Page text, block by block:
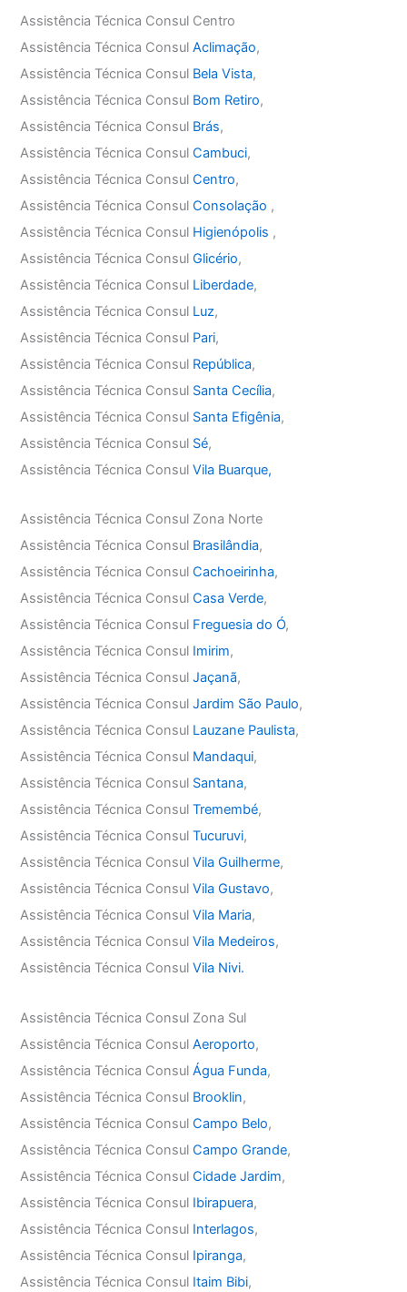
Assistência Técnica Consul Centro
Assistência Técnica ConsulAclimação,
Assistência Técnica Consul Bela Vista,
Assistência Técnica Consul Bom Retiro,
Assistência Técnica Consul Brás,
Assistência Técnica ConsulCambuci,
Assistência Técnica ConsulCentro,
Assistência Técnica ConsulConsolação ,
Assistência Técnica Consul Higienópolis ,
Assistência Técnica ConsulGlicério,
Assistência Técnica Consul Liberdade,
Assistência Técnica Consul Luz,
Assistência Técnica Consul Pari,
Assistência Técnica Consul República,
Assistência Técnica Consul Santa Cecília,
Assistência Técnica Consul Santa Efigênia,
Assistência Técnica Consul Sé,
Assistência Técnica ConsulVila Buarque,
Assistência Técnica Consul Zona Norte
Assistência Técnica Consul Brasilândia,
Assistência Técnica ConsulCachoeirinha,
Assistência Técnica ConsulCasa Verde,
Assistência Técnica Consul Freguesia do Ó,
Assistência Técnica Consul Imirim,
Assistência Técnica ConsulJaçanã,
Assistência Técnica ConsulJardim São Paulo,
Assistência Técnica Consul Lauzane Paulista,
Assistência Técnica Consul Mandaqui,
Assistência Técnica Consul Santana,
Assistência Técnica ConsulTremembé,
Assistência Técnica ConsulTucuruvi,
Assistência Técnica ConsulVila Guilherme,
Assistência Técnica ConsulVila Gustavo,
Assistência Técnica ConsulVila Maria,
Assistência Técnica ConsulVila Medeiros,
Assistência Técnica ConsulVila Nivi.
Assistência Técnica Consul Zona Sul
Assistência Técnica ConsulAeroporto,
Assistência Técnica ConsulÁgua Funda,
Assistência Técnica Consul Brooklin,
Assistência Técnica ConsulCampo Belo,
Assistência Técnica ConsulCampo Grande,
Assistência Técnica ConsulCidade Jardim,
Assistência Técnica Consul Ibirapuera,
Assistência Técnica Consul Interlagos,
Assistência Técnica Consul Ipiranga,
Assistência Técnica Consul Itaim Bibi,